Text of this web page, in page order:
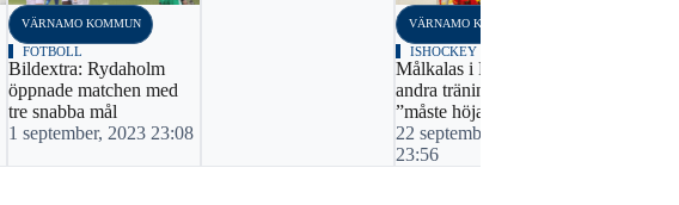
VÄRNAMO KOMMUN
FOTBOLL
Bildextra: Rydaholm
öppnade matchen med
tre snabba mål
1 september, 2023 23:08
VÄRNAMO KOMMUN
ISHOCKEY
Målkalas i Rydaholms
andra träningsmatch -
”måste höja disciplinen”
22 september, 2022
23:56